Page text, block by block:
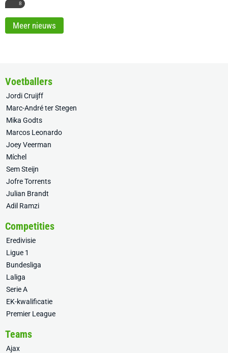
8
Meer nieuws
Voetballers
Jordi Cruijff
Marc-André ter Stegen
Mika Godts
Marcos Leonardo
Joey Veerman
Míchel
Sem Steijn
Jofre Torrents
Julian Brandt
Adil Ramzi
Competities
Eredivisie
Ligue 1
Bundesliga
Laliga
Serie A
EK-kwalificatie
Premier League
Teams
Ajax